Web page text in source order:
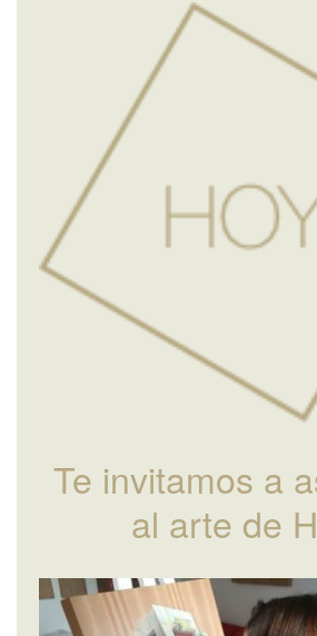
Te invitamos a
al arte de